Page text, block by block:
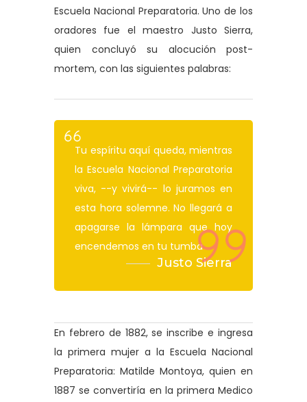
Escuela Nacional Preparatoria. Uno de los
oradores fue el maestro Justo Sierra,
quien concluyó su alocución post-
mortem, con las siguientes palabras:
Tu espíritu aquí queda, mientras
la Escuela Nacional Preparatoria
viva, --y vivirá-- lo juramos en
esta hora solemne. No llegará a
apagarse la lámpara que hoy
encendemos en tu tumba
Justo Sierra
En febrero de 1882, se inscribe e ingresa
la primera mujer a la Escuela Nacional
Preparatoria: Matilde Montoya, quien en
1887 se convertiría en la primera Medico